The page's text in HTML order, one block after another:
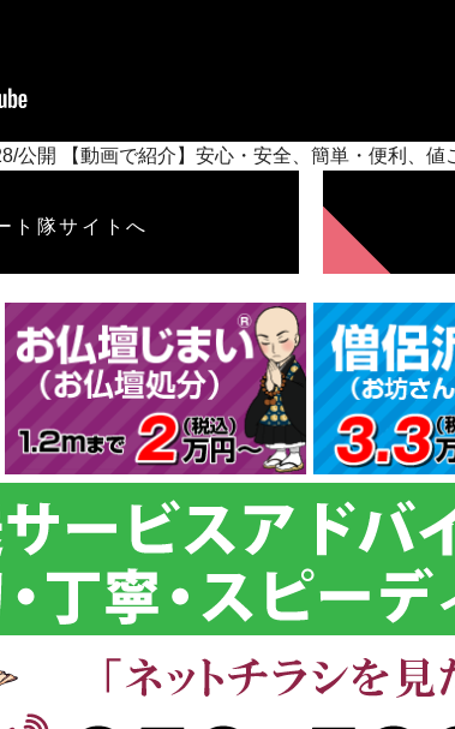
公開 【動画で紹介】安心・安全、簡単・便利、
ト隊サイトへ